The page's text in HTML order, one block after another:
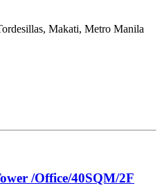
Makati, Metro Manila
/Office/40SQM/2F